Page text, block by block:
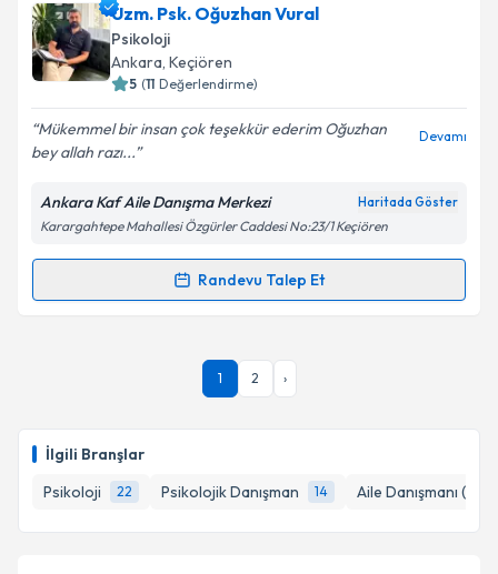
İlgili Branşlar
Psikoloji
22 Psikolojik Danışman 14 Aile Danışmanı
Psk. Cansu Aksoy Yüceiçin randevu takvimi talebi
oluşturun. Size bu uzmandan randevu almanız için bir
takvim hazırlandığında e-posta ile bilgilendireceğiz.
Kişisel verilerimin işlenmesine ilişkin
Aydınlatma
Metni'ni okudum ve kişisel verilerimin belirtilen
kapsamda işlenmesini kabul ediyorum.
Uzm. Psk. Oğuzhan Vural
Psikoloji
Ankara, Keçiören
5 (11 Değerlendirme)
Mükemmel bir insan çok teşekkür ederim Oğuzhan
bey allah razı...
Devamı
Ankara Kaf Aile Danışma Merkezi Haritada Göster
Karargahtepe Mahallesi Özgürler Caddesi No:23/1 Keçiören
Randevu Talep Et
Randevu Takvimi Talebi
Uzm. Psk. Oğuzhan Vural için randevu takvimi talebi
oluşturun. Size bu uzmandan randevu almanız için bir
E-posta Adresiniz
1 2 ›